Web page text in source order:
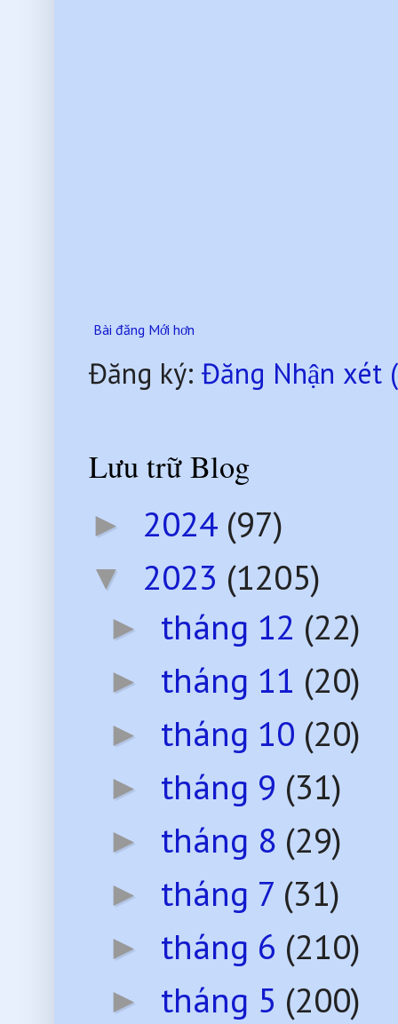
Bài đăng Mới hơn
Đăng ký:Đăng Nhận xét
Lưu trữ Blog
► 2024 (97)
▼ 2023 (1205)
► tháng 12 (22)
► tháng 11 (20)
► tháng 10 (20)
► tháng 9 (31)
► tháng 8 (29)
► tháng 7 (31)
► tháng 6 (210)
► tháng 5 (200)